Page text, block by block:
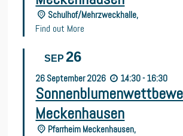
Schulhof/Mehrzweckhalle,
Find out More
SEP 26
26 September2026 14:30 - 16:30
Meckenhausen
Pfarrheim Meckenhausen,